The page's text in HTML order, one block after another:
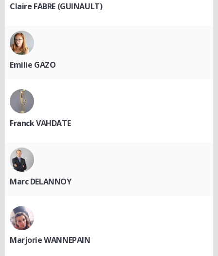
Claire FABRE (GUINAULT)
Emilie GAZO
Franck VAHDATE
Marc DELANNOY
Marjorie WANNEPAIN